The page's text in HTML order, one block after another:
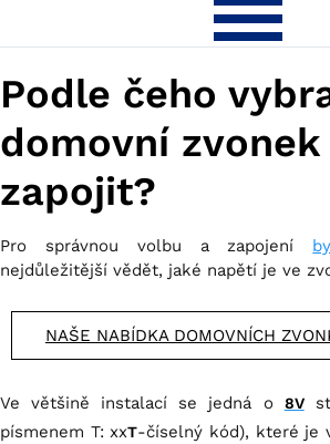
Podle čeho
domovní
zapojit?
Pro správnou volbu a zapojení
nejdůležitější vědět, jaké napětí je ve
NAŠE NABÍDKA DOMOVNÍCH
Ve většině instalací se jedná o 8V
písmenem T: xxT-číselný kód), které je